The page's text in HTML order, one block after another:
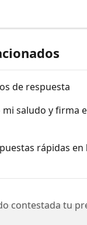
de respuesta
saludo y firma
rápidas en
contestada tu